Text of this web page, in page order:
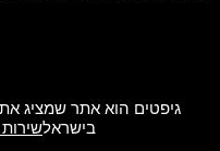
גיפטים הוא אתר שמציג
בישראל